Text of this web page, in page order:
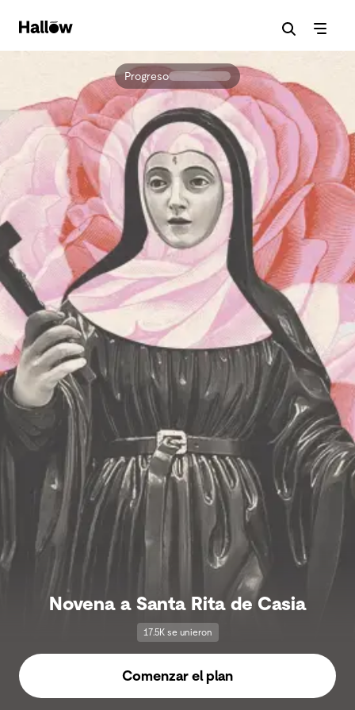
Progreso
Novena a Santa Rita de Casia
17.5K se unieron
Comenzar el plan